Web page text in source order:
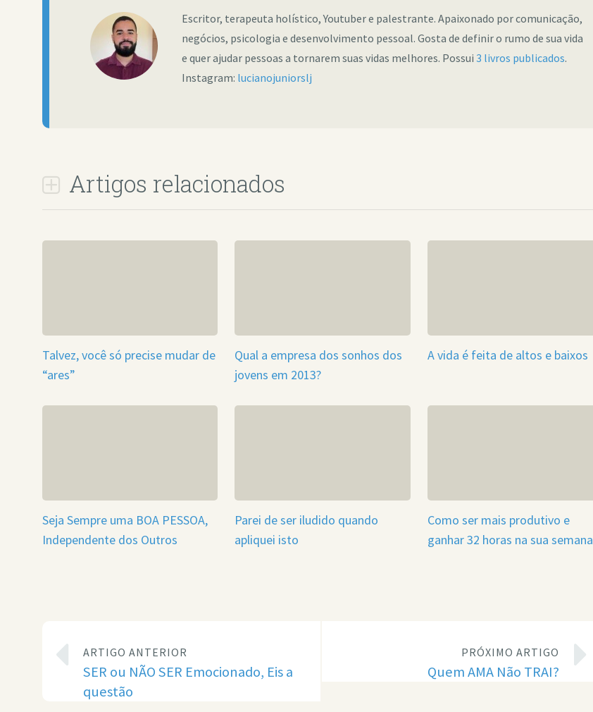
Escritor, terapeuta holístico, Youtuber e palestrante. Apaixonado por comunicação,
negócios, psicologia e desenvolvimento pessoal. Gosta de definir o rumo de sua vida
e quer ajudar pessoas a tornarem suas vidas melhores. Possui 3 livros publicados.
Instagram: lucianojuniorslj
Artigos relacionados
Talvez, você só precise mudar de
“ares”
Qual a empresa dos sonhos dos
jovens em 2013?
A vida é feita de altos e baixos
Seja Sempre uma BOA PESSOA,
Independente dos Outros
Parei de ser iludido quando
apliquei isto
Como ser mais produtivo e
ganhar 32 horas na sua semana
ARTIGO ANTERIOR
SER ou NÃO SER Emocionado, Eis a
questão
PRÓXIMO ARTIGO
Quem AMA Não TRAI?